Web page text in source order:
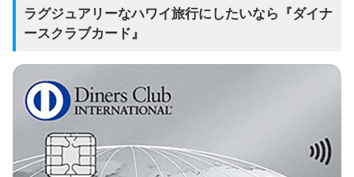
ラグジュアリーなハワイ旅行にしたいなら『ダイナ
ースクラブカード』